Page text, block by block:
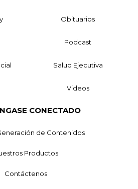
Obituarios
Podcast
Salud Ejecutiva
Videos
CONECTADO
de Contenidos
Productos
Contáctenos